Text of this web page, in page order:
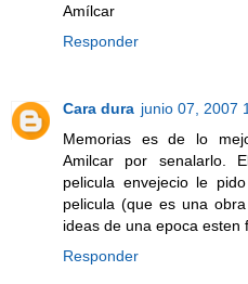
Amílcar
Responder
Cara dura junio 07, 2007
Memorias es de lo
Amilcar por senalarlo.
pelicula envejecio le
pelicula (que es una
ideas de una epoca esten
Responder